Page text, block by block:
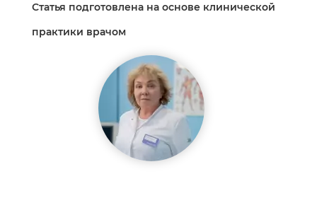
Статья подготовлена на основе клинической
практики врачом